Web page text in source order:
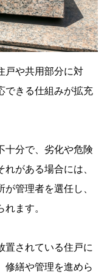
戸や共用部分に対
できる仕組みが拡充
十分で、劣化や危険
がある場合には、
管理者を選任し、
ます。
置されている住戸に
修繕や管理を進めら